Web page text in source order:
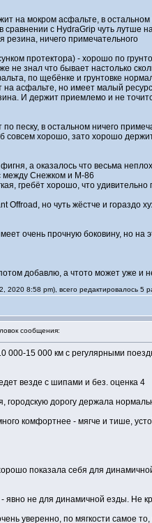
на мокром асфальте, в остальном
с HydraGrip чуть лутше
резина, ничего примечательного
протектора) - хорошо по
не знал что бывает настолько
по щебёнке и грунтовке
асфальте, но имеет малый
И держит приемлемо и не
песку, в остальном ничего
совсем хорошо, зато хорошо
а оказалось что весьма
между Снежком и М-86
гребёт хорошо, что
Offroad, но чуть жёстче и гораздо
очень прочную боковину, но
добавлю, а чтото может уже и
2020 8:58 pm), всего редактировалось 5
сообщения:
000-15 000 км с регулярными
везде с шипами и без. оценка 4
городскую дорогу держала
комфортнее - мягче и тише,
показала себя для
явно не для динамичной езды. Не
уверенно, по мягкости самое